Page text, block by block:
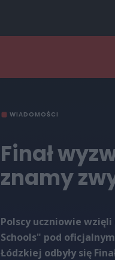
WIADOMOŚCI
Finał
znamy
Polscy uczniowie
Schools" pod
Łódzkiej odbyły się